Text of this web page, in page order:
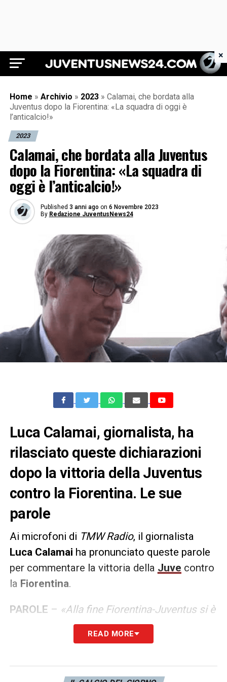
Juventus News 24
Home » Archivio » 2023 » Calamai, che bordata alla
Juventus dopo la Fiorentina: «La squadra di oggi è
l’anticalcio!»
2023
Calamai, che bordata alla Juventus
dopo la Fiorentina: «La squadra di
oggi è l’anticalcio!»
Published 3 anni ago on 6 Novembre 2023
By Redazione JuventusNews24
Luca Calamai, giornalista, ha
rilasciato queste dichiarazioni
dopo la vittoria della Juventus
contro la Fiorentina. Le sue
parole
Ai microfoni di TMW Radio, il giornalista
Luca Calamai ha pronunciato queste parole
per commentare la vittoria della Juve contro
la Fiorentina.
PAROLE – «Alla fine Fiorentina-Juventus si è
giocata, alla faccia della decisione di
centinaia di tifosi della Fiesole che sono
READ MORE
×